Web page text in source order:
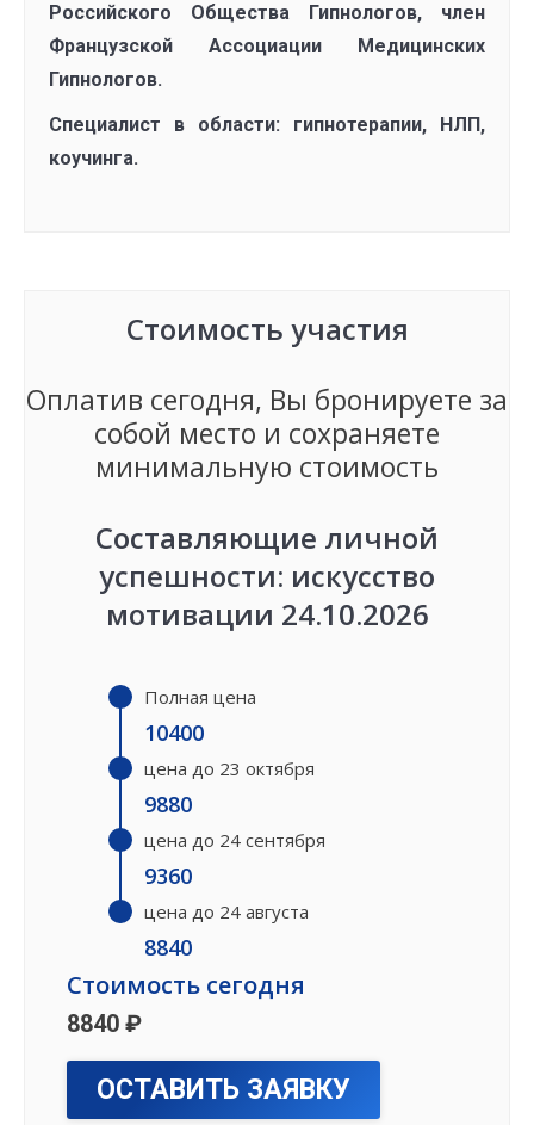
Российского Общества Гипнологов, член
Французской Ассоциации Медицинских
Гипнологов.
Специалист в области: гипнотерапии, НЛП,
коучинга.
Стоимость участия
Оплатив сегодня, Вы бронируете за
собой место и сохраняете
минимальную стоимость
Составляющие личной
успешности: искусство
мотивации 24.10.2026
Полная цена
10400
цена до 23 октября
9880
цена до 24 сентября
9360
цена до 24 августа
8840
Стоимость сегодня
8840 ₽
ОСТАВИТЬ ЗАЯВКУ